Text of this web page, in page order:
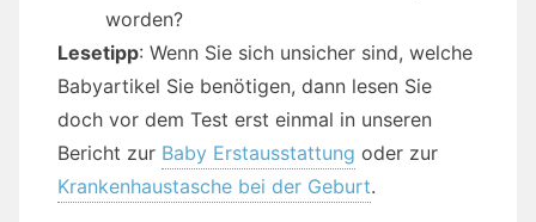
worden?
Lesetipp: Wenn Sie sich unsicher sind, welche
Babyartikel Sie benötigen, dann lesen Sie
doch vor dem Test erst einmal in unseren
Bericht zur Baby Erstausstattung oder zur
Krankenhaustasche bei der Geburt.